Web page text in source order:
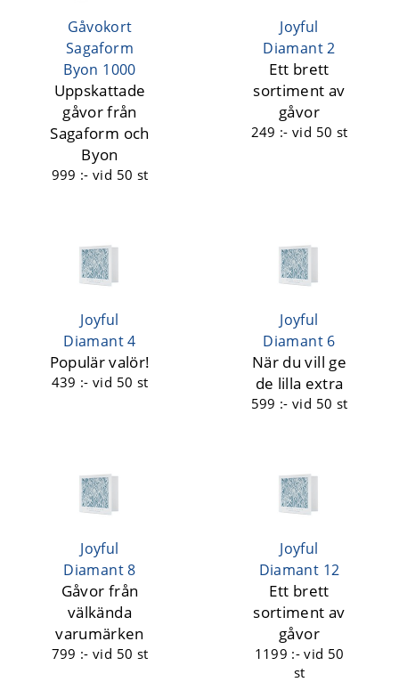
Gåvokort
Sagaform
Byon 1000
Uppskattade
gåvor från
Sagaform och
Byon
999 :-vid 50 st
Joyful
Diamant 2
Ett brett
sortiment av
gåvor
249 :-vid 50 st
Joyful
Diamant 4
Populär valör!
439 :-vid 50 st
Joyful
Diamant 6
När du vill ge
de lilla extra
599 :-vid 50 st
Joyful
Diamant 8
Gåvor från
välkända
varumärken
799 :-vid 50 st
Joyful
Diamant 12
Ett brett
sortiment av
gåvor
1199 :-vid 50
st